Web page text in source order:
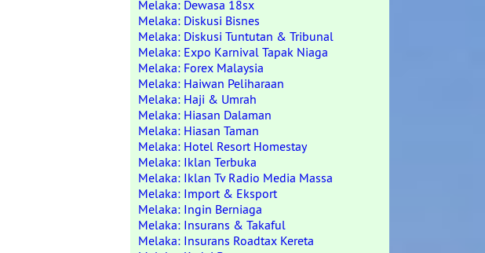
Melaka: Dewasa 18sx
Melaka: Diskusi Bisnes
Melaka: Diskusi Tuntutan & Tribunal
Melaka: Expo Karnival Tapak Niaga
Melaka: Forex Malaysia
Melaka: Haiwan Peliharaan
Melaka: Haji & Umrah
Melaka: Hiasan Dalaman
Melaka: Hiasan Taman
Melaka: Hotel Resort Homestay
Melaka: Iklan Terbuka
Melaka: Iklan Tv Radio Media Massa
Melaka: Import & Eksport
Melaka: Ingin Berniaga
Melaka: Insurans & Takaful
Melaka: Insurans Roadtax Kereta